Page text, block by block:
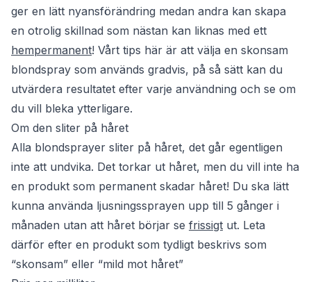
ger en lätt nyansförändring medan andra kan skapa
en otrolig skillnad som nästan kan liknas med ett
hempermanent! Vårt tips här är att välja en skonsam
blondspray som används gradvis, på så sätt kan du
utvärdera resultatet efter varje användning och se om
du vill bleka ytterligare.
Om den sliter på håret
Alla blondsprayer sliter på håret, det går egentligen
inte att undvika. Det torkar ut håret, men du vill inte ha
en produkt som permanent skadar håret! Du ska lätt
kunna använda ljusningssprayen upp till 5 gånger i
månaden utan att håret börjar se frissigt ut. Leta
därför efter en produkt som tydligt beskrivs som
“skonsam” eller “mild mot håret”